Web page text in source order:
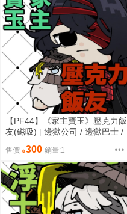
【PF44】《家主寶玉》壓克力飯
友(磁吸) [ 邊獄公司 / 邊獄巴士 /
員 / 十二罪人 ]
售價 300 銷量:1